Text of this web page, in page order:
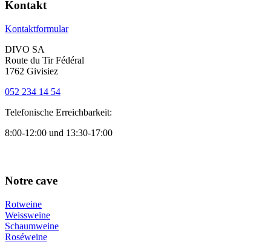
Kontakt
Kontaktformular
DIVO SA
Route du Tir Fédéral
1762 Givisiez
052 234 14 54
Telefonische Erreichbarkeit:
8:00-12:00 und 13:30-17:00
Notre cave
Rotweine
Weissweine
Schaumweine
Roséweine